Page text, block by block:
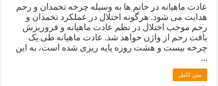
عادت ماهیانه در خانم ها به وسیله چرخه تخمدان و رحم
هدایت می شود. هرگونه اختلال در عملکرد تخمدان و
رحم موجب اختلال در نظم عادت ماهیانه و فروریزش
بافت رحم از واژن خواهد شد. عادت ماهیانه طی یک
چرخه بیست و هشت روزه پایه ریزی شده است، به این
…
متن کامل